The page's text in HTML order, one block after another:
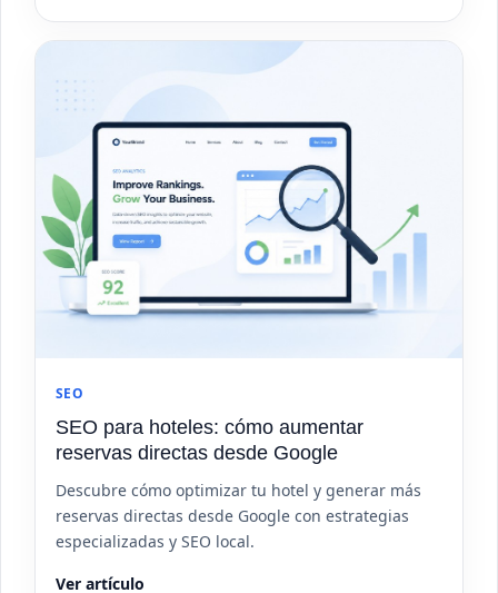
SEO
SEO para hoteles: cómo aumentar
reservas directas desde Google
Descubre cómo optimizar tu hotel y generar más
reservas directas desde Google con estrategias
especializadas y SEO local.
Ver artículo